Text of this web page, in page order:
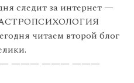
следит за интернет —
читаем второй блог
——— ——— ———